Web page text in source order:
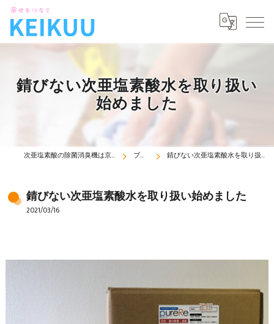
錆びない次亜塩素酸水を取り扱い
始めました
次亜塩素酸の除菌消臭機は京空株式会社 ブログ 錆びない次亜塩素酸水を取り扱い始めました
錆びない次亜塩素酸水を取り扱い始めました
2021/03/16